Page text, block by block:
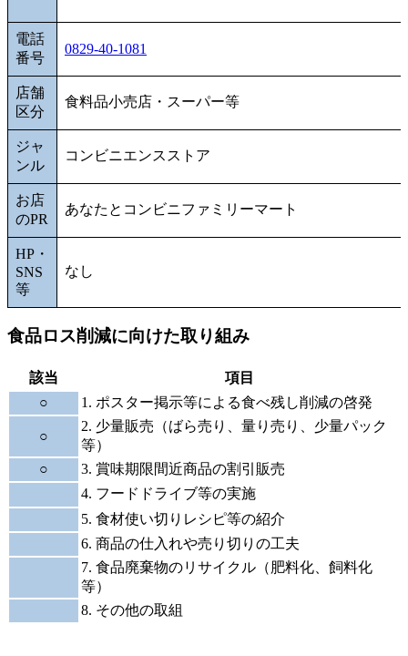
電話
番号
0829-40-1081
店舗
区分
食料品小売店・スーパー等
ジャ
ンル
コンビニエンスストア
お店
のPR
あなたとコンビニファミリーマート
HP・
SNS
等
なし
食品ロス削減に向けた取り組み
該当
項目
○
1. ポスター掲示等による食べ残し削減の啓発
○
2. 少量販売（ばら売り、量り売り、少量パック
等）
○
3. 賞味期限間近商品の割引販売
4. フードドライブ等の実施
5. 食材使い切りレシピ等の紹介
6. 商品の仕入れや売り切りの工夫
7. 食品廃棄物のリサイクル（肥料化、飼料化
等）
8. その他の取組